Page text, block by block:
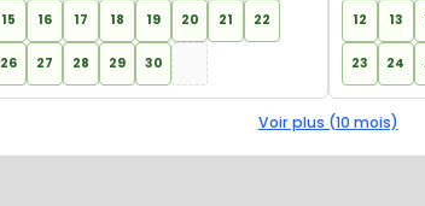
15 16 17 18 19 20 21 22
26 27 28 29 30
12 13
23 24
Voir plus (10 mois)